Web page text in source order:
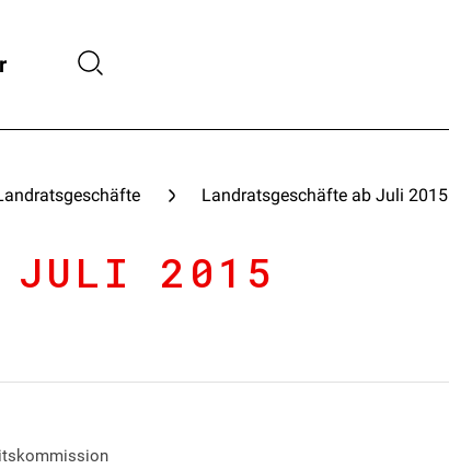
Landratsgeschäfte ab Juli 2015
JULI 2015